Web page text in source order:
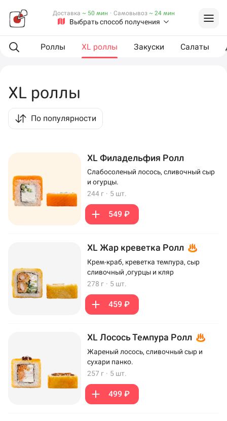
Выбрать способ получения
Доставка ~ 50 мин · Самовывоз ~ 24 мин
сеты Роллы XL роллы Закуски Салаты
XL роллы
По популярности
XL Филадельфия Ролл
Слабосоленый лосось, сливочный сыр
и огурцы.
244 г · 5 шт.
549 ₽
XL Жар креветка Ролл
Крем-краб, креветка темпура, сыр
сливочный ,огурцы и кляр
278 г · 5 шт.
459 ₽
XL Лосось Темпура Ролл
Жареный лосось, сливочный сыр и
сухари панко.
257 г · 5 шт.
499 ₽